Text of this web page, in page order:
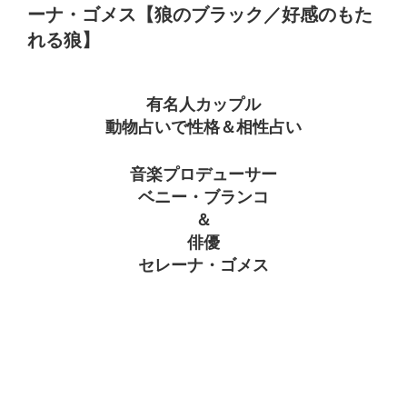
ーナ・ゴメス【狼のブラック／好感のもた
れる狼】
有名人カップル
動物占いで性格＆相性占い
音楽プロデューサー
ベニー・ブランコ
＆
俳優
セレーナ・ゴメス